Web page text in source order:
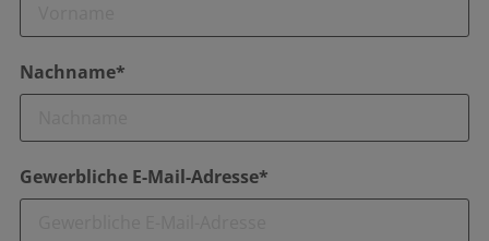
Nachname*
Gewerbliche E-Mail-Adresse*